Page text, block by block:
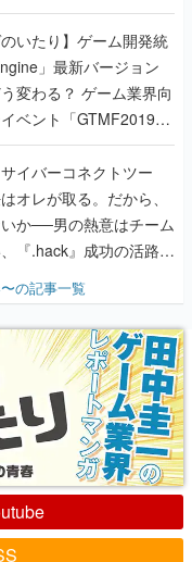
いたり】ゲーム開発統
」最新バージョン
変わる？ ゲーム業界向
ベント「GTMF2019」
を深めよう【PR】
イバーコネクトツー
オレが取る。だから、
か──男の熱意はチーム
『.hack』成功の活路を
・松山 洋に流れる血は
だった【若ゲのいた
の記事一覧